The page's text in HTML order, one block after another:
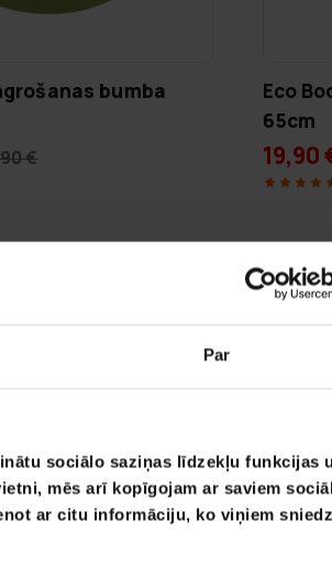
Par
sociālo saziņas līdzekļu funkcijas
mēs arī kopīgojam ar saviem
ar citu informāciju, ko viņiem
bumba
€
Eco
65cm
19,90